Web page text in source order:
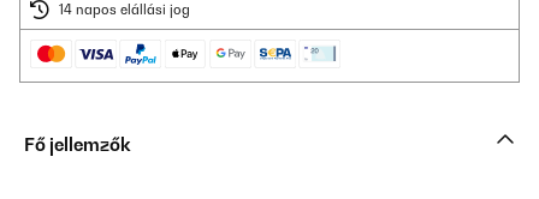
14 napos elállási jog
Fő jellemzők